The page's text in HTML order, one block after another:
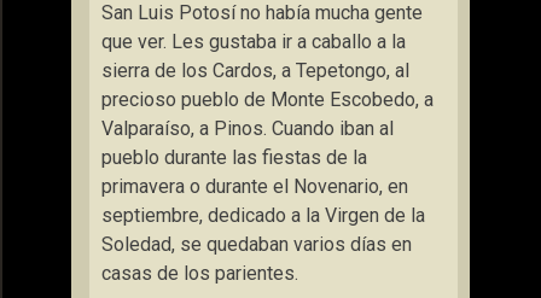
San Luis Potosí no había mucha gente
que ver. Les gustaba ir a caballo a la
sierra de los Cardos, a Tepetongo, al
precioso pueblo de Monte Escobedo, a
Valparaíso, a Pinos. Cuando iban al
pueblo durante las fiestas de la
primavera o durante el Novenario, en
septiembre, dedicado a la Virgen de la
Soledad, se quedaban varios días en
casas de los parientes.